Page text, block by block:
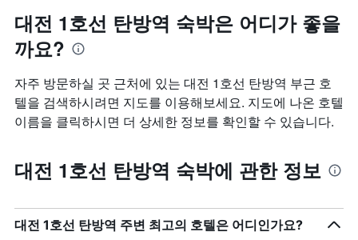
대전 1호선 탄방역 숙박은 어디가 좋을
까요?
자주 방문하실 곳 근처에 있는 대전 1호선 탄방역 부근 호
텔을 검색하시려면 지도를 이용해보세요. 지도에 나온 호텔
이름을 클릭하시면 더 상세한 정보를 확인할 수 있습니다.
대전 1호선 탄방역 숙박에 관한 정보
대전 1호선 탄방역 주변 최고의 호텔은 어디인가요?